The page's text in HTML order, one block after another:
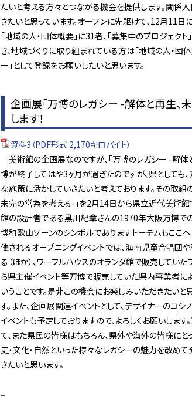
たいと考える方々とつながる機会を提供します。関係
きたいと思っています。オープンに先駆けて、12月11
「地域の人・団体概要」に31者、「募集中のプロジェク
き、地域づくりに取り組まれている方は「地域の人・団
ー」として登録をお願いしたいと思います。
企画展「万博のレガシー -解体と再生
します！
資料3（PDF形式 2,170キロバイト）
美術館の企画展なのですが、「万博のレガシー -解体
博が終了してはや3ヶ月が過ぎたのですが、県としても
な施策に活かしていきたいと考えております。その取組
未完の営為を考える-」を2月14日から県立近代美術
館の設計者である黒川紀章さんの1970年大阪万博で
博和歌山ゾーンのシンボルでありますトーテムもここ
催されるオープニングイベントでは、海南児童合唱団
る（ほか）、ワーフルハウスのオランダ館で販売してい
ら県主催イベント等万博で販売していた県内事業者に
いうことです。是非この機会にお楽しみいただきたい
す。また、企画展関連イベントとして、デザイナーのコ
イベントも予定しておりますので、よろしくお願いしま
て、また県民の皆様はもちろん、県外や海外の皆様に
史・文化・自然といった様々なレガシーの魅力を改め
きたいと思います。